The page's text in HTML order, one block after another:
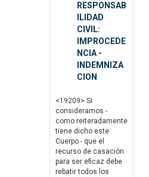
RESPONSAB
ILIDAD
CIVIL:
IMPROCEDE
NCIA -
INDEMNIZA
CION
<19209> Si
consideramos -
como reiteradamente
tiene dicho este
Cuerpo - que el
recurso de casación
para ser eficaz debe
rebatir todos los